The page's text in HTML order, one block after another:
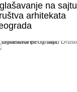
na sajtu
arhitekata